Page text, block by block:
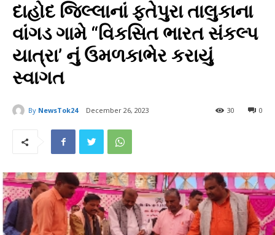
દાહોદ જિલ્લાનાં ફતેપુરા તાલુકાના
વાંગડ ગામે “વિકસિત ભારત સંકલ્પ
યાત્રા’ નું ઉમળકાભેર કરાયું
સ્વાગત
By NewsTok24 December 26, 2023 0
30